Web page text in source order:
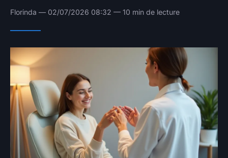
Florinda — 02/07/2026 08:32 — 10 min de lecture